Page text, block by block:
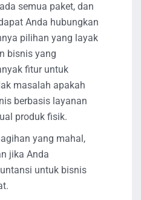
semua paket, dan
Anda hubungkan
pilihan yang layak
bisnis yang
fitur untuk
masalah apakah
berbasis layanan
produk fisik.
yang mahal,
jika Anda
untuk bisnis